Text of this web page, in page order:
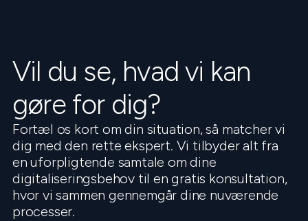
Vil du se, hvad vi kan
gøre for dig?
Fortæl os kort om din situation, så matcher vi
dig med den rette ekspert. Vi tilbyder alt fra
en uforpligtende samtale om dine
digitaliseringsbehov til en gratis konsultation,
hvor vi sammen gennemgår dine nuværende
processer.